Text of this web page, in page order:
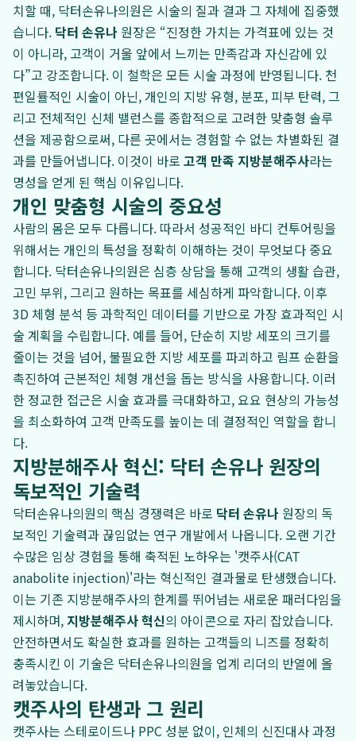
치할 때, 닥터손유나의원은 시술의 질과 결과 그 자체에 집중했
습니다. 닥터 손유나 원장은 “진정한 가치는 가격표에 있는 것
이 아니라, 고객이 거울 앞에서 느끼는 만족감과 자신감에 있
다”고 강조합니다. 이 철학은 모든 시술 과정에 반영됩니다. 천
편일률적인 시술이 아닌, 개인의 지방 유형, 분포, 피부 탄력, 그
리고 전체적인 신체 밸런스를 종합적으로 고려한 맞춤형 솔루
션을 제공함으로써, 다른 곳에서는 경험할 수 없는 차별화된 결
과를 만들어냅니다. 이것이 바로 고객 만족 지방분해주사라는
명성을 얻게 된 핵심 이유입니다.
개인 맞춤형 시술의 중요성
사람의 몸은 모두 다릅니다. 따라서 성공적인 바디 컨투어링을
위해서는 개인의 특성을 정확히 이해하는 것이 무엇보다 중요
합니다. 닥터손유나의원은 심층 상담을 통해 고객의 생활 습관,
고민 부위, 그리고 원하는 목표를 세심하게 파악합니다. 이후
3D 체형 분석 등 과학적인 데이터를 기반으로 가장 효과적인 시
술 계획을 수립합니다. 예를 들어, 단순히 지방 세포의 크기를
줄이는 것을 넘어, 불필요한 지방 세포를 파괴하고 림프 순환을
촉진하여 근본적인 체형 개선을 돕는 방식을 사용합니다. 이러
한 정교한 접근은 시술 효과를 극대화하고, 요요 현상의 가능성
을 최소화하여 고객 만족도를 높이는 데 결정적인 역할을 합니
다.
지방분해주사 혁신: 닥터 손유나 원장의
독보적인 기술력
닥터손유나의원의 핵심 경쟁력은 바로 닥터 손유나 원장의 독
보적인 기술력과 끊임없는 연구 개발에서 나옵니다. 오랜 기간
수많은 임상 경험을 통해 축적된 노하우는 '캣주사(CAT
anabolite injection)'라는 혁신적인 결과물로 탄생했습니다.
이는 기존 지방분해주사의 한계를 뛰어넘는 새로운 패러다임을
제시하며, 지방분해주사 혁신의 아이콘으로 자리 잡았습니다.
안전하면서도 확실한 효과를 원하는 고객들의 니즈를 정확히
충족시킨 이 기술은 닥터손유나의원을 업계 리더의 반열에 올
려놓았습니다.
캣주사의 탄생과 그 원리
캣주사는 스테로이드나 PPC 성분 없이, 인체의 신진대사 과정